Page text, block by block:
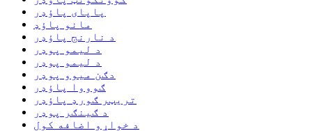
پاپای پاؤډر
مانو پاؤډ
د نارنج پاؤډر
د لیمو پوډر
د لیمو پوډر
دګن میوو پوډر
ګوووا پاؤډر
تریټر ګورډ پاؤډر
د ګینګر پوډر
د خواړو اضافه کول